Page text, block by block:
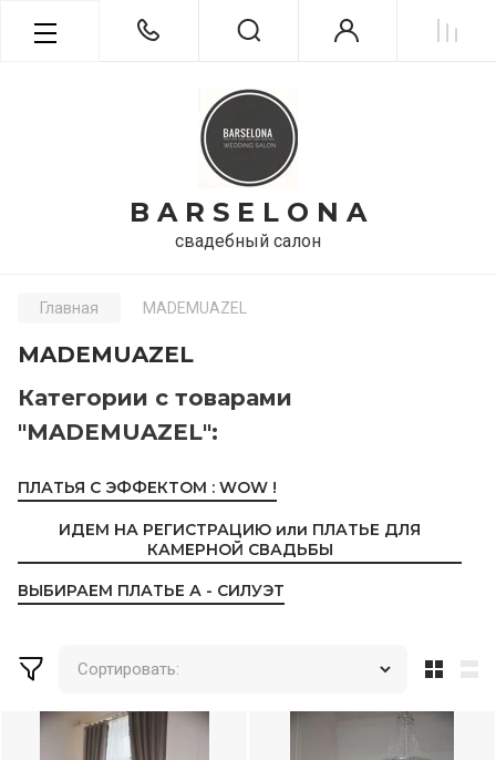
B A R S E L O N A
свадебный салон
Главная MADEMUAZEL
MADEMUAZEL
Категории с товарами
"MADEMUAZEL":
ПЛАТЬЯ С ЭФФЕКТОМ : WOW !
ИДЕМ НА РЕГИСТРАЦИЮ или ПЛАТЬЕ ДЛЯ
КАМЕРНОЙ СВАДЬБЫ
ВЫБИРАЕМ ПЛАТЬЕ А - СИЛУЭТ
Сортировать: